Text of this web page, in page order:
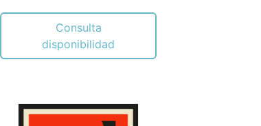
Consulta
disponibilidad